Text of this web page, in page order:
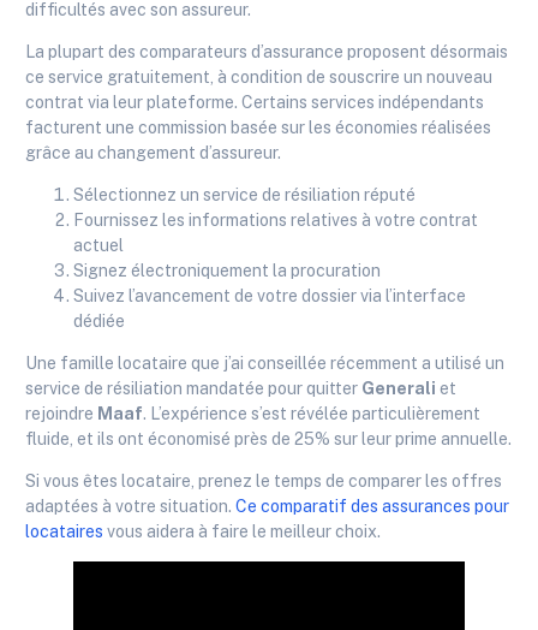
difficultés avec son assureur.
La plupart des comparateurs d’assurance proposent désormais
ce service gratuitement, à condition de souscrire un nouveau
contrat via leur plateforme. Certains services indépendants
facturent une commission basée sur les économies réalisées
grâce au changement d’assureur.
Sélectionnez un service de résiliation réputé
Fournissez les informations relatives à votre contrat
actuel
Signez électroniquement la procuration
Suivez l’avancement de votre dossier via l’interface
dédiée
Une famille locataire que j’ai conseillée récemment a utilisé un
service de résiliation mandatée pour quitter Generali et
rejoindre Maaf. L’expérience s’est révélée particulièrement
fluide, et ils ont économisé près de 25% sur leur prime annuelle.
Si vous êtes locataire, prenez le temps de comparer les offres
adaptées à votre situation.Ce comparatif des assurances pour
locataires vous aidera à faire le meilleur choix.